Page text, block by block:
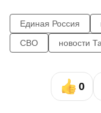
Единая Россия
СВО
новости
0